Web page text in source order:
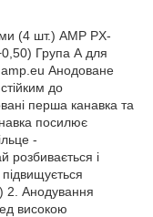
(4 шт.) AMP PX-
Група А для
Анодоване
до
перша канавка та
посилює
-
розбивається і
2. Анодування
високою